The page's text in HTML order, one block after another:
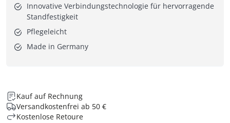
Innovative Verbindungstechnologie für hervorragende
Standfestigkeit
Pflegeleicht
Made in Germany
Kauf auf Rechnung
Versandkostenfrei ab 50 €
Kostenlose Retoure